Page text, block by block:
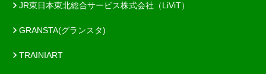
JR東日本東北総合サービス株式会社（LiViT）
GRANSTA(グランスタ)
TRAINIART